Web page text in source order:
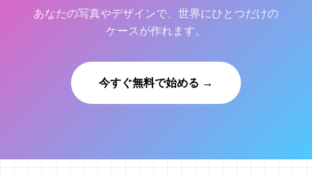
あなたの写真やデザインで、世界にひとつだけの
ケースが作れます。
今すぐ無料で始める →